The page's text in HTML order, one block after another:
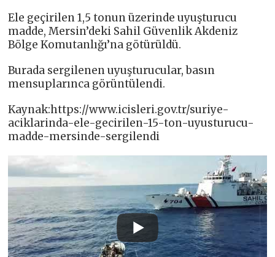
Ele geçirilen 1,5 tonun üzerinde uyuşturucu
madde, Mersin’deki Sahil Güvenlik Akdeniz
Bölge Komutanlığı’na götürüldü.
Burada sergilenen uyuşturucular, basın
mensuplarınca görüntülendi.
Kaynak:https://www.icisleri.gov.tr/suriye-
aciklarinda-ele-gecirilen-15-ton-uyusturucu-
madde-mersinde-sergilendi